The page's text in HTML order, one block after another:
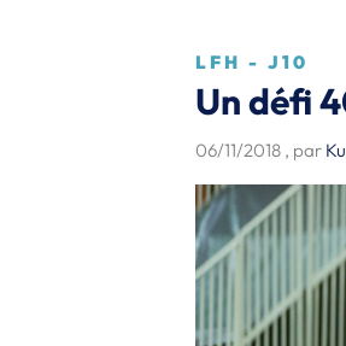
LFH - J10
Un défi
06/11/2018 , par